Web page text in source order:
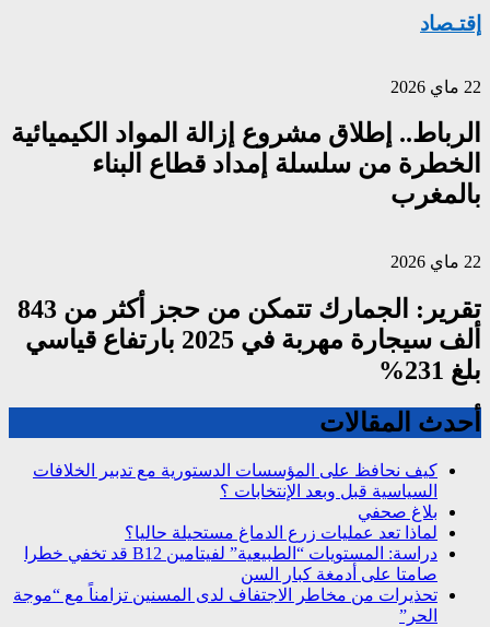
إقتـصاد
22 ماي 2026
الرباط.. إطلاق مشروع إزالة المواد الكيميائية
الخطرة من سلسلة إمداد قطاع البناء
بالمغرب
22 ماي 2026
تقرير: الجمارك تتمكن من حجز أكثر من 843
ألف سيجارة مهربة في 2025 بارتفاع قياسي
بلغ 231%
أحدث المقالات
كيف نحافظ على المؤسسات الدستورية مع تدبير الخلافات
السياسية قبل وبعد الإنتخابات ؟
بلاغ صحفي
لماذا تعد عمليات زرع الدماغ مستحيلة حاليا؟
دراسة: المستويات “الطبيعية” لفيتامين B12 قد تخفي خطرا
صامتا على أدمغة كبار السن
تحذيرات من مخاطر الاجتفاف لدى المسنين تزامناً مع “موجة
الحر”